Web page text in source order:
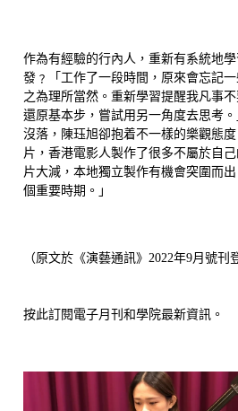
作為有經驗的行內人，重新有系統地
發﹖「工作了一段時間，原來會忘記
之為理所當然。重新學習提醒我凡事
還原基本步，嘗試用另一角度去思考
沒落，陳珏旭卻抱着不一樣的樂觀態
片，香港電影人製作了很多不屬於自
片大減，本地獨立製作有機會突圍而
個重要時期。」
（原文於《演藝通訊》2022年9月號刊
按此訂閱電子月刊和學院最新資訊。